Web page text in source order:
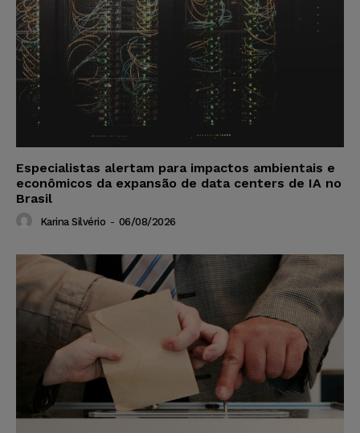
Especialistas alertam para impactos ambientais e
econômicos da expansão de data centers de IA no
Brasil
Karina Silvério - 06/08/2026